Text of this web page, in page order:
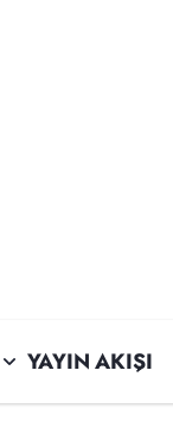
YAYIN AKIŞI